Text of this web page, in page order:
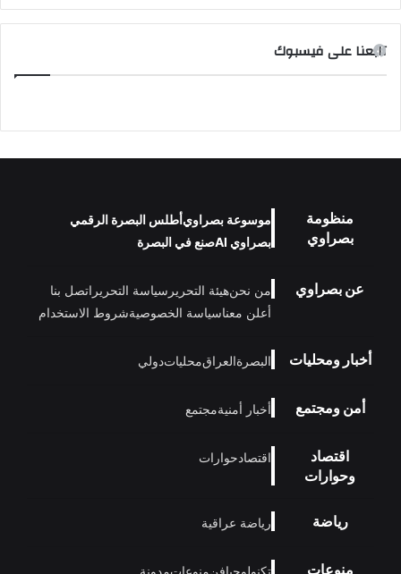
تابعنا على فيسبوك
منظومة
بصراوي
موسوعة بصراويأطلس البصرة الرقمي
بصراوي AI
صنع في البصرة
عن بصراوي من نحنهيئة التحرير سياسة التحرير اتصل بنا
أعلن معناسياسة الخصوصيةشروط الاستخدام
أخبار ومحليات البصرةالعراقمحلياتدولي
أمن ومجتمع أخبار أمنيةمجتمع
اقتصاد
وحوارات
اقتصادحوارات
رياضة رياضة عراقية
منوعات تكنولوجيافن منوعاتمدونة